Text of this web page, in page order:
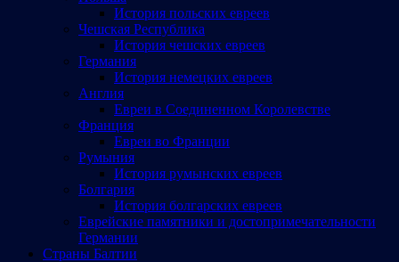
История польских евреев
Чешская Республика
История чешских евреев
Германия
История немецких евреев
Англия
Евреи в Соединенном Королевстве
Франция
Евреи во Франции
Румыния
История румынских евреев
Болгария
История болгарских евреев
Еврейские памятники и достопримечательности
Германии
Страны Балтии